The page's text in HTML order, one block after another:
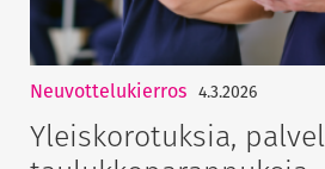
Neuvottelukierros 4.3.2026
Yleiskorotuksia,